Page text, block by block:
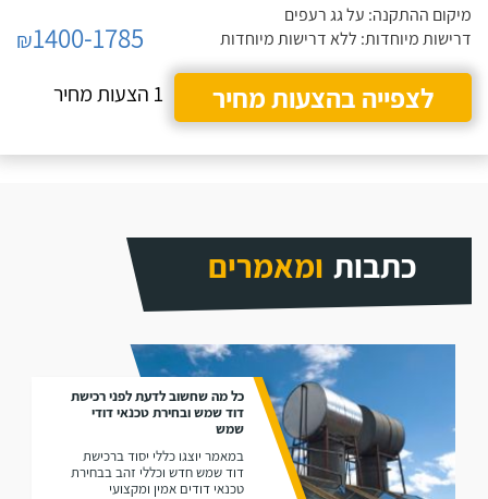
מיקום ההתקנה: על גג רעפים
דרישות מיוחדות: ללא דרישות מיוחדות
₪1400-1785
לצפייה בהצעות מחיר
1 הצעות מחיר
כתבות ומאמרים
כל מה שחשוב לדעת לפני רכישת
דוד שמש ובחירת טכנאי דודי
שמש
במאמר יוצגו כללי יסוד ברכישת
דוד שמש חדש וכללי זהב בבחירת
טכנאי דודים אמין ומקצועי